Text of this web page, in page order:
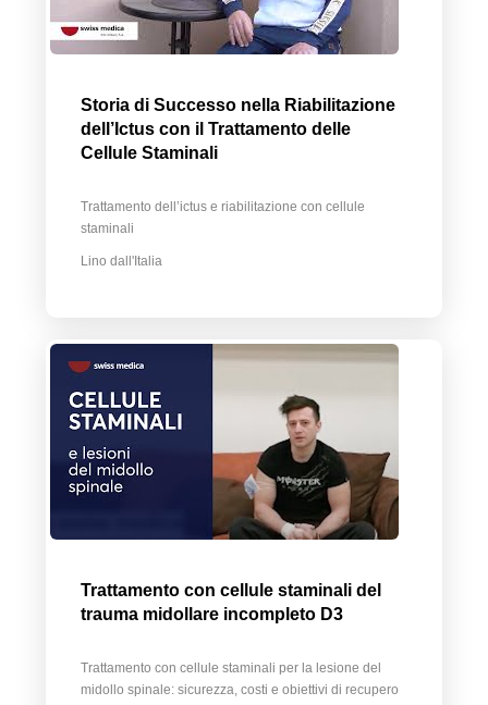
Storia di Successo nella Riabilitazione
dell’Ictus con il Trattamento delle
Cellule Staminali
Trattamento dell’ictus e riabilitazione con cellule
staminali
Lino dall'Italia
Trattamento con cellule staminali del
trauma midollare incompleto D3
Trattamento con cellule staminali per la lesione del
midollo spinale: sicurezza, costi e obiettivi di recupero